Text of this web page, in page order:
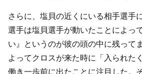
さらに、塩貝の近くにいる相手選手
選手は塩貝選手が動いたことによっ
い』というのが彼の頭の中に残って
よってクロスが来た時に「入られた
働き一歩前に出たことに注目した。